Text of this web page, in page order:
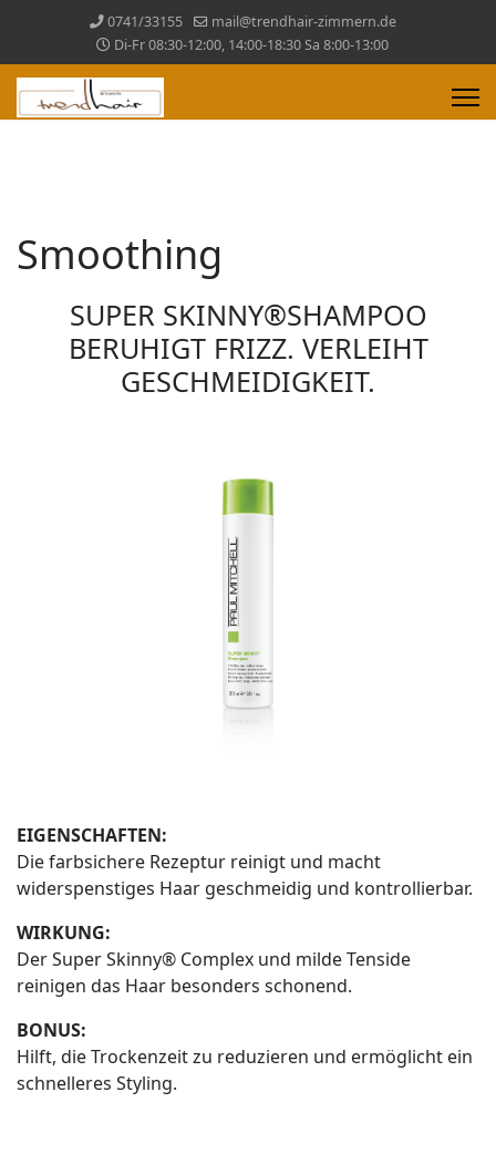
0741/33155
mail@trendhair-zimmern.de
Di-Fr 08:30-12:00, 14:00-18:30 Sa 8:00-13:00
Smoothing
SUPER SKINNY®SHAMPOO
BERUHIGT FRIZZ. VERLEIHT
GESCHMEIDIGKEIT.
EIGENSCHAFTEN:
Die farbsichere Rezeptur reinigt und macht
widerspenstiges Haar geschmeidig und kontrollierbar.
WIRKUNG:
Der Super Skinny® Complex und milde Tenside
reinigen das Haar besonders schonend.
BONUS:
Hilft, die Trockenzeit zu reduzieren und ermöglicht ein
schnelleres Styling.